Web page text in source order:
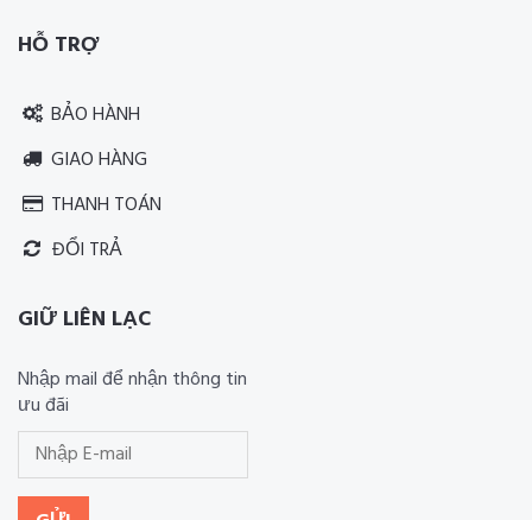
HỖ TRỢ
BẢO HÀNH
GIAO HÀNG
THANH TOÁN
ĐỔI TRẢ
GIỮ LIÊN LẠC
Nhập mail để nhận thông tin
ưu đãi